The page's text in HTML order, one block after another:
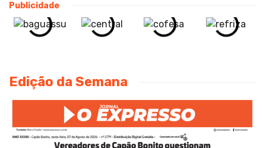
Publicidade
Edição da Semana